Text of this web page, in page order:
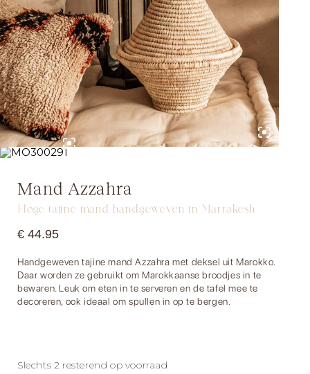
Mand Azzahra
Hoge tajine mand handgeweven in Marrakesh
€ 44.95
Handgeweven tajine mand Azzahra met deksel uit Marokko.
Daar worden ze gebruikt om Marokkaanse broodjes in te
bewaren. Leuk om eten in te serveren en de tafel mee te
decoreren, ook ideaal om spullen in op te bergen.
Slechts 2 resterend op voorraad